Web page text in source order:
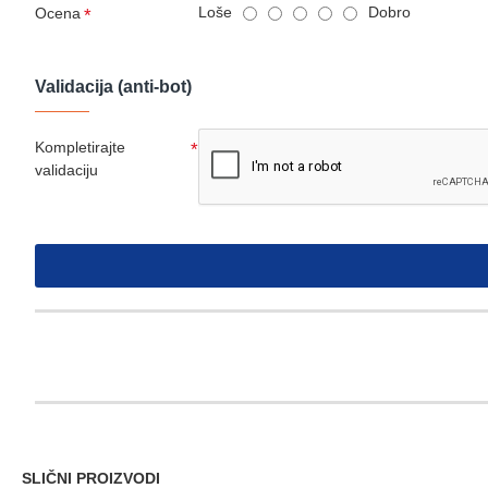
Ocena Loše Dobro
Validacija (anti-bot)
Kompletirajte
validaciju
SLIČNI PROIZVODI